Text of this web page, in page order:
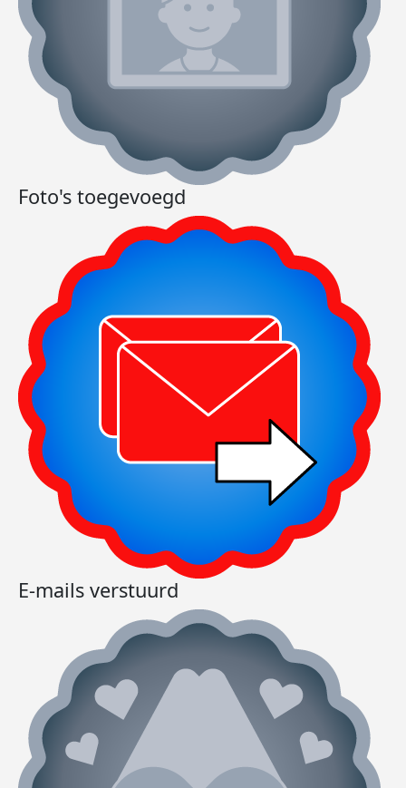
Foto's toegevoegd
E-mails verstuurd